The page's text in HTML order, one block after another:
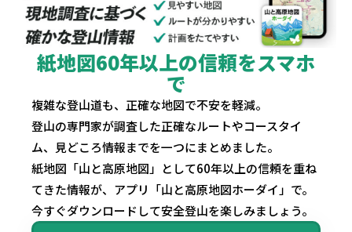
紙地図60年以上の信頼をスマホ
で
複雑な登山道も、正確な地図で不安を軽減。
登山の専門家が調査した正確なルートやコースタイ
ム、見どころ情報までを一つにまとめました。
紙地図「山と高原地図」として60年以上の信頼を重ね
てきた情報が、アプリ「山と高原地図ホーダイ」で。
今すぐダウンロードして安全登山を楽しみましょう。